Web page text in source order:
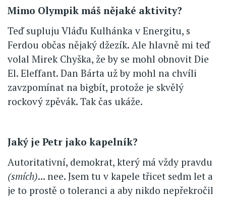
Mimo Olympik máš nějaké aktivity?
Teď supluju Vláďu Kulhánka v Energitu, s
Ferdou občas nějaký džezík. Ale hlavně mi teď
volal Mirek Chyška, že by se mohl obnovit Die
El. Eleffant. Dan Bárta už by mohl na chvíli
zavzpomínat na bigbít, protože je skvělý
rockový zpěvák. Tak čas ukáže.
Jaký je Petr jako kapelník?
Autoritativní, demokrat, který má vždy pravdu
(smích)... nee. Jsem tu v kapele třicet sedm let a
je to prostě o toleranci a aby nikdo nepřekročil